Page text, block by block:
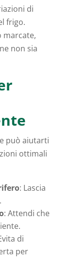
di
frigo.
marcate,
non sia
può aiutarti
ottimali
: Lascia
: Attendi che
di
per